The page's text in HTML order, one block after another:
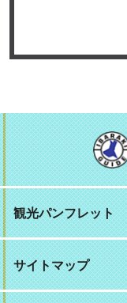
観光パンフレット
サイトマップ